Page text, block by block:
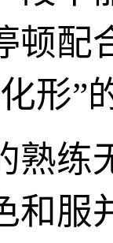
顿配
形”
熟练
和服